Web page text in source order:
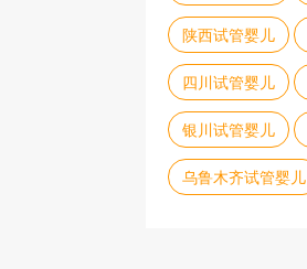
陕西试管婴儿
四川试管婴儿
银川试管婴儿
乌鲁木齐试管婴儿